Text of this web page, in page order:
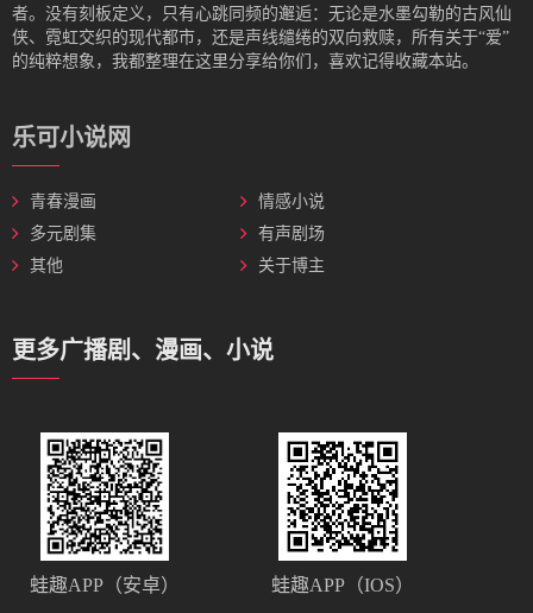
者。没有刻板定义，只有心跳同频的邂逅：无论是水墨勾勒的古风仙
侠、霓虹交织的现代都市，还是声线缱绻的双向救赎，所有关于“爱”
的纯粹想象，我都整理在这里分享给你们，喜欢记得收藏本站。
乐可小说网
青春漫画
情感小说
多元剧集
有声剧场
其他
关于博主
更多广播剧、漫画、小说
蛙趣APP（安卓） 蛙趣APP（IOS）